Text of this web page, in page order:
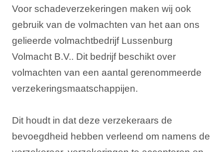
Voor schadeverzekeringen maken wij ook
gebruik van de volmachten van het aan ons
gelieerde volmachtbedrijf Lussenburg
Volmacht B.V.. Dit bedrijf beschikt over
volmachten van een aantal gerenommeerde
verzekeringsmaatschappijen.
Dit houdt in dat deze verzekeraars de
bevoegdheid hebben verleend om namens de